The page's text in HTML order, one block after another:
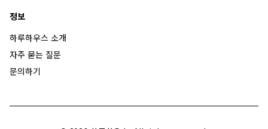
정보
하루하우스 소개
자주 묻는 질문
문의하기